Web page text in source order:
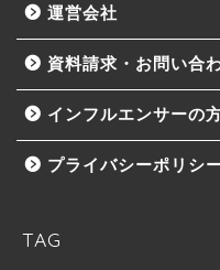
運営会社
資料請求・お問い合
インフルエンサーの
プライバシーポリシ
TAG